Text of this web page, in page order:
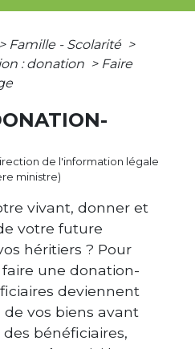
> Famille - Scolarité >
: donation > Faire
de l'information légale
ministre)
vivant, donner et
votre future
héritiers ? Pour
une donation-
deviennent
vos biens avant
bénéficiaires,